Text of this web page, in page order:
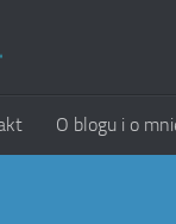
O blogu i o